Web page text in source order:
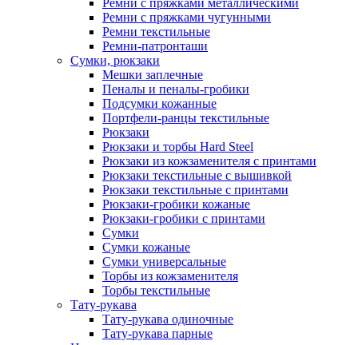
Ремни с пряжками металлическими
Ремни с пряжками чугунными
Ремни текстильные
Ремни-патронташи
Сумки, рюкзаки
Мешки заплечные
Пеналы и пеналы-гробики
Подсумки кожанные
Портфели-ранцы текстильные
Рюкзаки
Рюкзаки и торбы Hard Steel
Рюкзаки из кожзаменителя с принтами
Рюкзаки текстильные с вышивкой
Рюкзаки текстильные с принтами
Рюкзаки-гробики кожаные
Рюкзаки-гробики с принтами
Сумки
Сумки кожаные
Сумки универсальные
Торбы из кожзаменителя
Торбы текстильные
Тату-рукава
Тату-рукава одиночные
Тату-рукава парные